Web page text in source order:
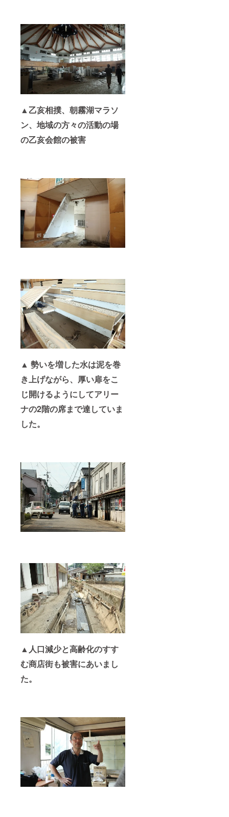
▲乙亥相撲、朝霧湖マラソ
ン、地域の方々の活動の場
の乙亥会館の被害
▲ 勢いを増した水は泥を巻
き上げながら、厚い扉をこ
じ開けるようにしてアリー
ナの2階の席まで達していま
した。
▲人口減少と高齢化のすす
む商店街も被害にあいまし
た。